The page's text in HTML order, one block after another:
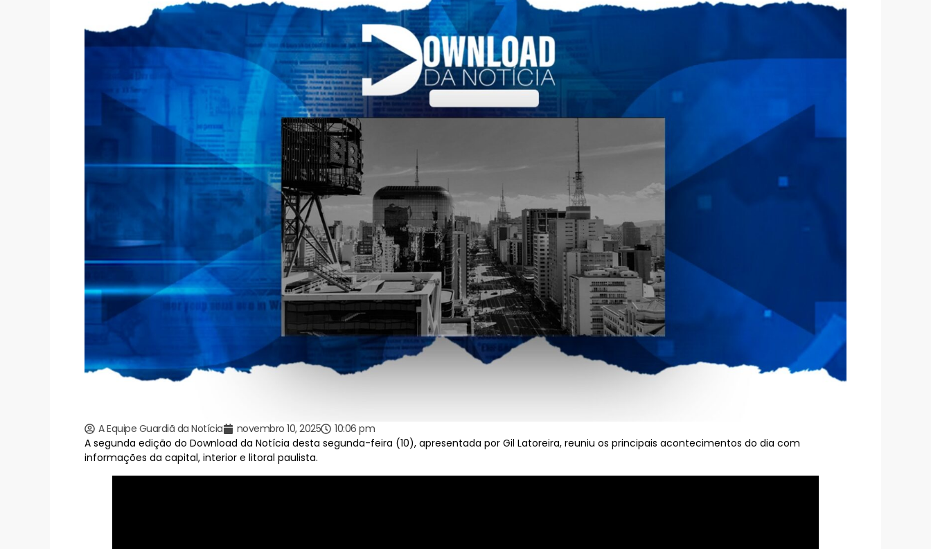
A Equipe Guardiã da Notícia novembro 10, 2025
10:06 pm
A segunda edição do Download da Notícia desta segunda-feira (10), apresentada por Gil Latoreira, reuniu os principais acontecimentos do dia com
informações da capital, interior e litoral paulista.